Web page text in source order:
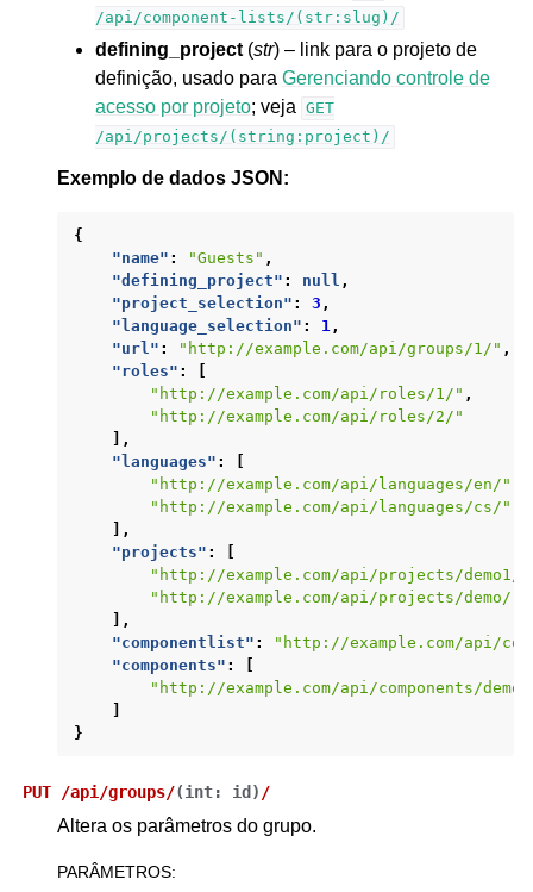
/api/component-lists/(str:slug)/
defining_project (str) – link para o projeto de
definição, usado para Gerenciando controle de
acesso por projeto; veja GET
/api/projects/(string:project)/
Exemplo de dados JSON:
{
"name" : "Guests" ,
"defining_project" : null ,
"project_selection" : 3 ,
"language_selection" : 1,
"url" : "http://example.com/api/groups/1/" ,
"roles" :
"http://example.com/api/roles/1/" ,
"http://example.com/api/roles/2/"
],
"languages" :
"http://example.com/api/languages/en/"
"http://example.com/api/languages/cs/"
],
"projects" :
"http://example.com/api/projects/demo1/"
"http://example.com/api/projects/demo/"
],
"componentlist" :
"http://example.com/api/
"components" :
"http://example.com/api/components/
}
PUT /api/groups/(int: id )/
Altera os parâmetros do grupo.
PARÂMETROS: